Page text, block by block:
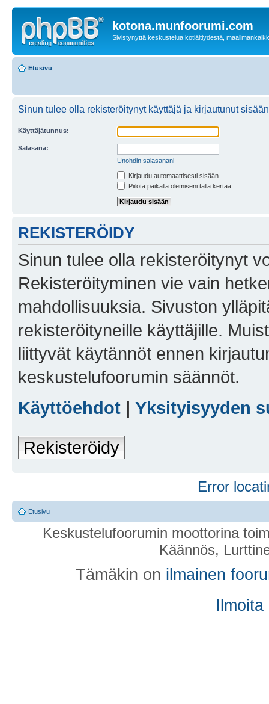
kotona.munfoorumi.com
Sivistynyttä keskustelua kotiäitiydestä,
Etusivu
Sinun tulee olla rekisteröitynyt käyttäjä ja kirjautunut
Käyttäjätunnus:
Salasana:
Unohdin salasanani
Kirjaudu automaattisesti sisään.
Piilota paikalla olemiseni tällä kertaa
REKISTERÖIDY
Sinun tulee olla rekisteröitynyt
Rekisteröityminen vie vain
mahdollisuuksia. Sivuston
rekisteröityneille käyttäjille.
liittyvät käytännöt ennen
keskustelufoorumin säännöt.
Käyttöehdot | Yksityisyyden
Rekisteröidy
Error
Etusivu
Keskustelufoorumin moottorina
Käännös,
Tämäkin on ilmainen